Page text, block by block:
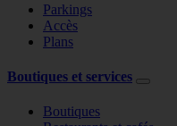
Parkings
Accès
Plans
Boutiques et services
Boutiques